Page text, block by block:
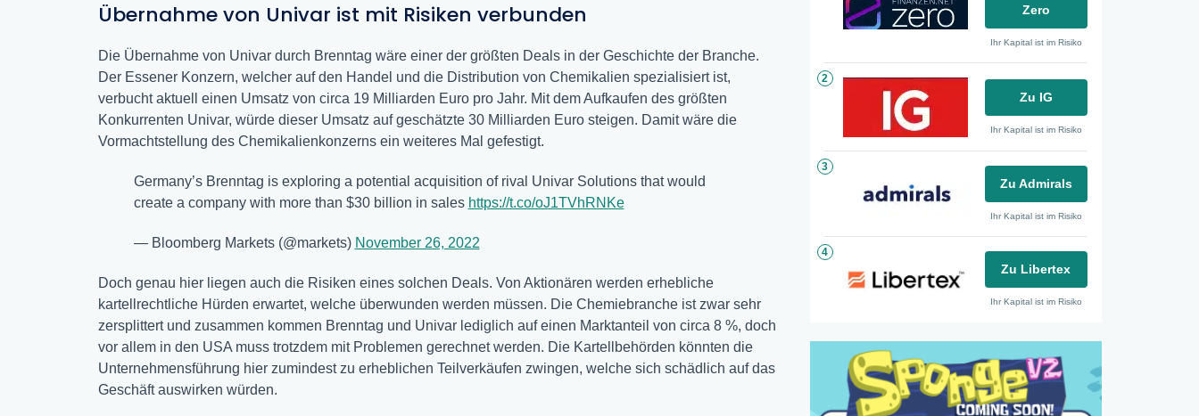
Übernahme von Univar ist mit Risiken verbunden
Die Übernahme von Univar durch Brenntag wäre einer der größten Deals in der Geschichte der Branche.
Der Essener Konzern, welcher auf den Handel und die Distribution von Chemikalien spezialisiert ist,
verbucht aktuell einen Umsatz von circa 19 Milliarden Euro pro Jahr. Mit dem Aufkaufen des größten
Konkurrenten Univar, würde dieser Umsatz auf geschätzte 30 Milliarden Euro steigen. Damit wäre die
Vormachtstellung des Chemikalienkonzerns ein weiteres Mal gefestigt.
Germany’s Brenntag is exploring a potential acquisition of rival Univar Solutions that would
create a company with more than $30 billion in sales https://t.co/oJ1TVhRNKe
— Bloomberg Markets (@markets) November 26, 2022
Doch genau hier liegen auch die Risiken eines solchen Deals. Von Aktionären werden erhebliche
kartellrechtliche Hürden erwartet, welche überwunden werden müssen. Die Chemiebranche ist zwar sehr
zersplittert und zusammen kommen Brenntag und Univar lediglich auf einen Marktanteil von circa 8 %, doch
vor allem in den USA muss trotzdem mit Problemen gerechnet werden. Die Kartellbehörden könnten die
Unternehmensführung hier zumindest zu erheblichen Teilverkäufen zwingen, welche sich schädlich auf das
Geschäft auswirken würden.
Zero
Ihr Kapital ist im Risiko
2
Zu IG
Ihr Kapital ist im Risiko
3
Zu Admirals
Ihr Kapital ist im Risiko
4
Zu Libertex
Ihr Kapital ist im Risiko